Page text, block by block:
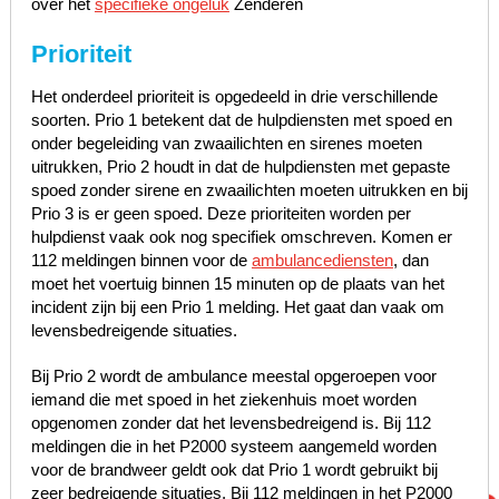
Prioriteit
Het onderdeel prioriteit is opgedeeld in drie verschillende
soorten. Prio 1 betekent dat de hulpdiensten met spoed en
onder begeleiding van zwaailichten en sirenes moeten
uitrukken, Prio 2 houdt in dat de hulpdiensten met gepaste
spoed zonder sirene en zwaailichten moeten uitrukken en bij
Prio 3 is er geen spoed. Deze prioriteiten worden per
hulpdienst vaak ook nog specifiek omschreven. Komen er
112 meldingen binnen voor de ambulancediensten, dan
moet het voertuig binnen 15 minuten op de plaats van het
incident zijn bij een Prio 1 melding. Het gaat dan vaak om
levensbedreigende situaties.
Bij Prio 2 wordt de ambulance meestal opgeroepen voor
iemand die met spoed in het ziekenhuis moet worden
opgenomen zonder dat het levensbedreigend is. Bij 112
meldingen die in het P2000 systeem aangemeld worden
voor de brandweer geldt ook dat Prio 1 wordt gebruikt bij
zeer bedreigende situaties. Bij 112 meldingen in het P2000